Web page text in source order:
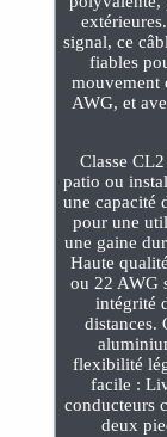
signal, ce
fiables
mouvement
AWG, et
Classe
patio ou
une capacité
pour une
une gaine
Haute
ou 22 AWG
intégrité
distances.
flexibilité
facile :
conducteurs
deux